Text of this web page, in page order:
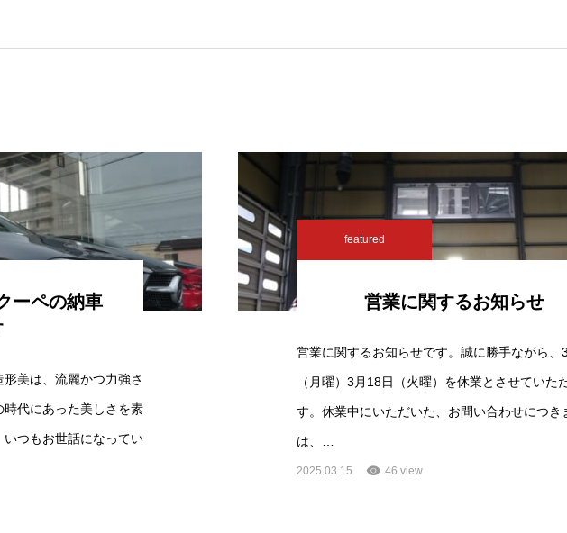
ーペの納車
美は、流麗かつ力強さ
代にあった美しさを素
つもお世話になってい
featured
営業に関するお知らせ
営業に関するお知らせです。誠に勝手ながら、
（月曜）3月18日（火曜）を休業とさせていた
す。休業中にいただいた、お問い合わせにつき
は、…
2025.03.15 46 view